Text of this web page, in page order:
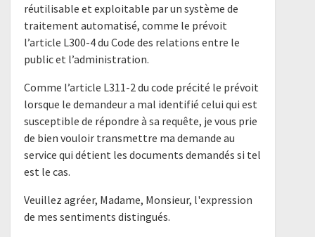
réutilisable et exploitable par un système de
traitement automatisé, comme le prévoit
l’article L300-4 du Code des relations entre le
public et l’administration.
Comme l’article L311-2 du code précité le prévoit
lorsque le demandeur a mal identifié celui qui est
susceptible de répondre à sa requête, je vous prie
de bien vouloir transmettre ma demande au
service qui détient les documents demandés si tel
est le cas.
Veuillez agréer, Madame, Monsieur, l'expression
de mes sentiments distingués.